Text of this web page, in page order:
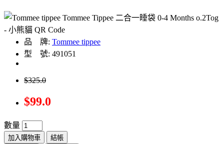
品 牌: Tommee tippee
型 號: 491051
$325.0
$99.0
數量
加入購物車
結帳